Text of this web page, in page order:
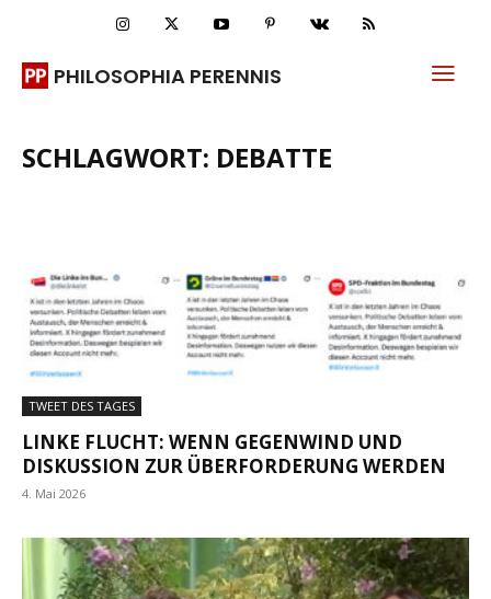
PHILOSOPHIA PERENNIS
SCHLAGWORT: DEBATTE
TWEET DES TAGES
LINKE FLUCHT: WENN GEGENWIND UND
DISKUSSION ZUR ÜBERFORDERUNG WERDEN
4. Mai 2026